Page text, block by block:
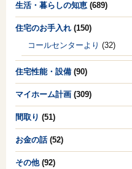
生活・暮らしの知恵 (689)
住宅のお手入れ (150)
コールセンターより (32)
住宅性能・設備 (90)
マイホーム計画 (309)
間取り (51)
お金の話(52)
その他(92)